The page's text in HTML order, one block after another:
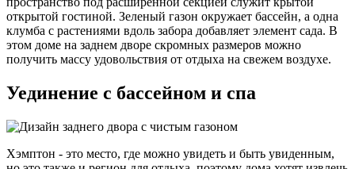
открытой гостиной. Зеленый газон окружает бассейн, а одна
клумба с растениями вдоль забора добавляет элемент сада. В
этом доме на заднем дворе скромных размеров можно
получить массу удовольствия от отдыха на свежем воздухе.
Уединение с бассейном и спа
Хэмптон - это место, где можно увидеть и быть увиденным,